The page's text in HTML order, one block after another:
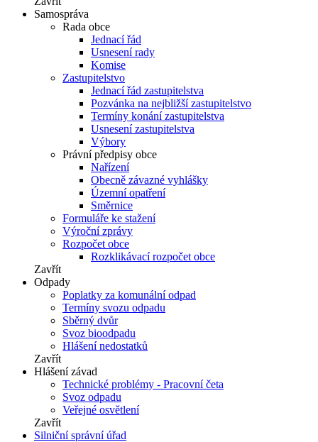
Samospráva
Rada obce
Jednací řád
Usnesení rady
Komise
Zastupitelstvo
Jednací řád zastupitelstva
Pozvánka na nejbližší zastupitelstvo
Termíny konání zastupitelstva
Usnesení zastupitelstva
Výbory
Právní předpisy obce
Nařízení
Obecně závazné vyhlášky
Územní opatření
Směrnice
Formuláře ke stažení
Výroční zprávy
Rozpočet obce
Rozklikávací rozpočet obce
Zavřít
Odpady
Poplatky za komunální odpad
Termíny svozu odpadu
Sběrný dvůr
Svoz bioodpadu
Hlášení nedostatků
Zavřít
Hlášení závad
Technické problémy - Pracovní četa
Svoz odpadu
Veřejné osvětlení
Zavřít
Silniční správní úřad